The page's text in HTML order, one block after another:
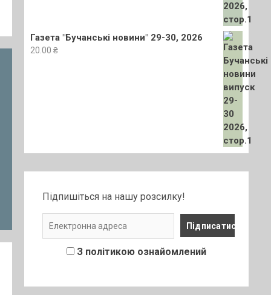
Газета "Бучанські новини" 29-30, 2026
20.00 ₴
Підпишіться на нашу розсилку!
З політикою ознайомлений